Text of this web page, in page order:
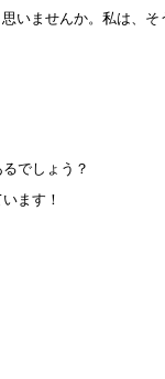
いませんか。私は、そ
でしょう？
ます！